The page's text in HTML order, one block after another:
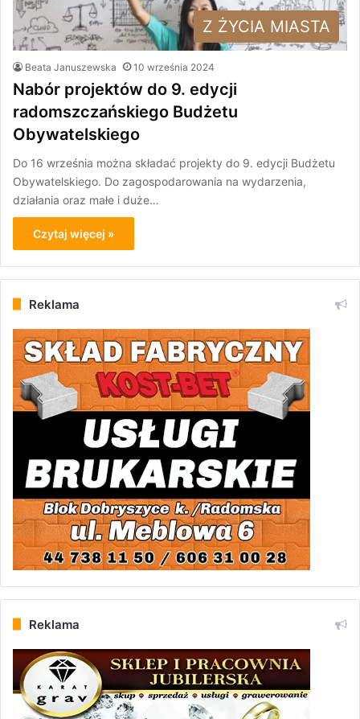
Z ŻYCIA MIASTA
Beata Januszewska 10 września 2024
Nabór projektów do 9. edycji
radomszczańskiego Budżetu
Obywatelskiego
Do 16 września można składać projekty do 9. edycji Budżetu
Obywatelskiego. Do zagospodarowania na wydarzenia,
działania oraz małe i duże…
Czytaj więcej »
Reklama
Reklama